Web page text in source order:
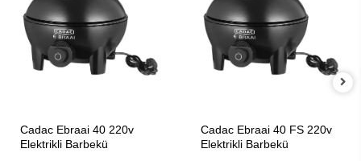
Cadac Ebraai 40 220v
Elektrikli Barbekü
Cadac Ebraai 40 FS 220v
Elektrikli Barbekü